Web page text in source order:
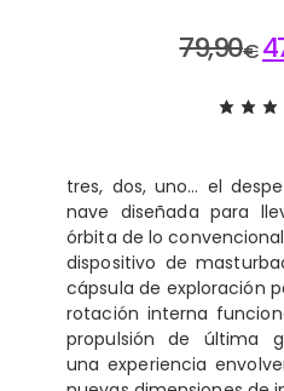
79,90€
tres, dos, uno… el
nave diseñada para
órbita de lo
dispositivo de
cápsula de exploración
rotación interna
propulsión de última
una experiencia